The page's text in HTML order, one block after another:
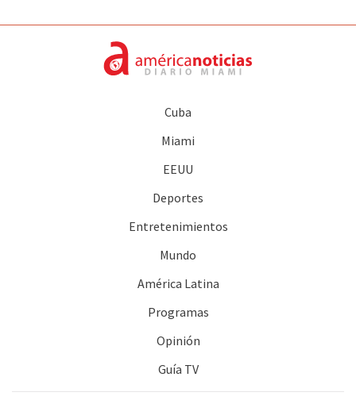
Cuba
Miami
EEUU
Deportes
Entretenimientos
Mundo
América Latina
Programas
Opinión
Guía TV